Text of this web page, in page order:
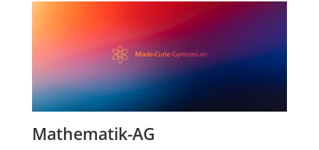
Mathematik-AG